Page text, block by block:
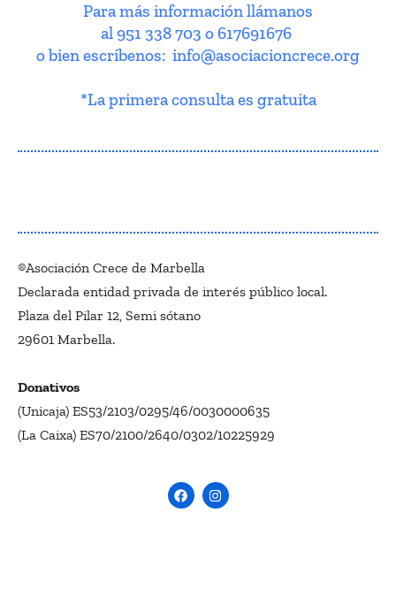
Para más información llámanos
al 951 338 703 o 617691676
o bien escríbenos: info@asociacioncrece.org
*La primera consulta es gratuita
®Asociación Crece de Marbella
Declarada entidad privada de interés público local.
Plaza del Pilar 12, Semi sótano
29601 Marbella.
Donativos
(Unicaja) ES53/2103/0295/46/0030000635
(La Caixa) ES70/2100/2640/0302/10225929